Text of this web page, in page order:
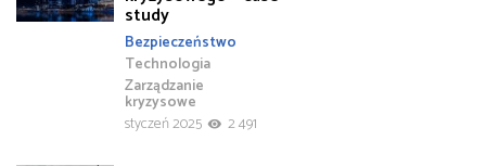
study
Bezpieczeństwo
Technologia
Zarządzanie
kryzysowe
styczeń 2025
2 491